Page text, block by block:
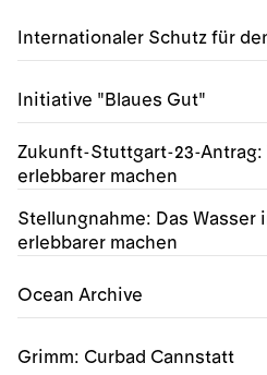
Internationaler Schutz für
Initiative "Blaues Gut"
Zukunft-Stuttgart-23-Antrag:
erlebbarer machen
Stellungnahme: Das Wasser
erlebbarer machen
Ocean Archive
Grimm: Curbad Cannstatt